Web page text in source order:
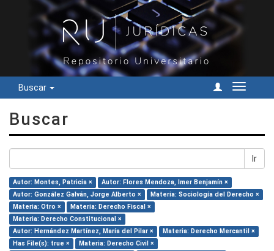
Buscar
Cambiar
Buscar
Ir
Autor: Montes, Patricia ×
Autor: Flores Mendoza, Imer Benjamín ×
Autor: González Galván, Jorge Alberto ×
Materia: Sociología del Derecho ×
Materia: Otro ×
Materia: Derecho Fiscal ×
Materia: Derecho Constitucional ×
Autor: Hernández Martínez, María del Pilar ×
Materia: Derecho Mercantil ×
Has File(s): true ×
Materia: Derecho Civil ×